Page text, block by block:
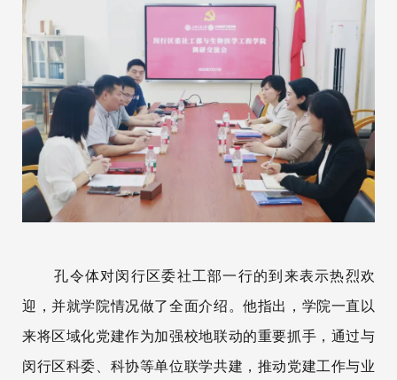
孔令体对闵行区委社工部一行的到来表示热烈欢
迎，并就学院情况做了全面介绍。他指出，学院一直以
来将区域化党建作为加强校地联动的重要抓手，通过与
闵行区科委、科协等单位联学共建，推动党建工作与业